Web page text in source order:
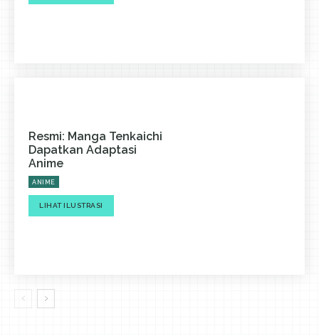
Resmi: Manga Tenkaichi
Dapatkan Adaptasi
Anime
ANIME
LIHAT ILUSTRASI